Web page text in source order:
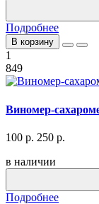
Подробнее
В корзину
1
849
Виномер-
100 р. 250 р.
в наличии
Подробнее